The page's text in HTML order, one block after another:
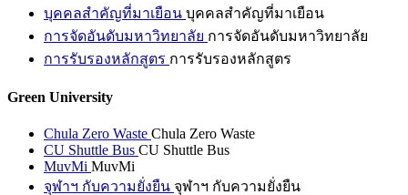
บุคคลสำคัญที่มาเยือน บุคคลสำคัญที่มาเยือน
การจัดอันดับมหาวิทยาลัย การจัดอันดับมหาวิทยาลัย
การรับรองหลักสูตร การรับรองหลักสูตร
Green University
Chula Zero Waste Chula Zero Waste
CU Shuttle Bus CU Shuttle Bus
MuvMi MuvMi
จุฬาฯ กับความยั่งยืน จุฬาฯ กับความยั่งยืน